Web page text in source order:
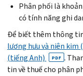
Phân phối là
có tính năng ghi
Để biết thêm thông
lương hưu và niên kim
(tiếng Anh)
PDF .
tin về thuế cho phân